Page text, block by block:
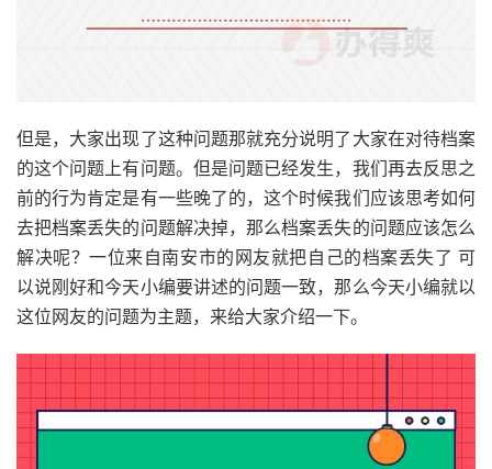
但是，大家出现了这种问题那就充分说明了大家在对待档案
的这个问题上有问题。但是问题已经发生，我们再去反思之
前的行为肯定是有一些晚了的，这个时候我们应该思考如何
去把档案丢失的问题解决掉，那么档案丢失的问题应该怎么
解决呢？一位来自南安市的网友就把自己的档案丢失了 可
以说刚好和今天小编要讲述的问题一致，那么今天小编就以
这位网友的问题为主题，来给大家介绍一下。